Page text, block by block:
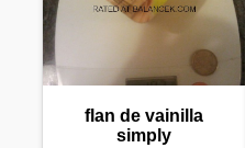
flan de vainilla
simply